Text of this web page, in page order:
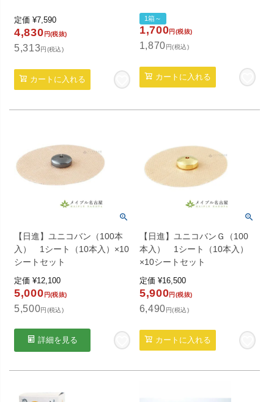
定価 ¥7,590
4,830 円(税抜)
5,313円(税込)
カートに入れる
1箱～
1,700円(税抜)
1,870 円(税込)
カートに入れる
【日進】ユニコバン（100本
入） 1シート（10本入）×10
シートセット
定価 ¥12,100
5,000 円(税抜)
5,500円(税込)
詳細を見る
【日進】ユニコバンＧ（100
本入） 1シート（10本入）
×10シートセット
定価 ¥16,500
5,900円(税抜)
6,490 円(税込)
カートに入れる